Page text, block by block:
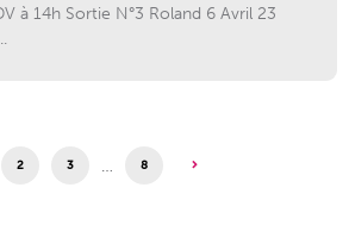
à 14h Sortie N°3 Roland 6 Avril 23
2 3 … 8